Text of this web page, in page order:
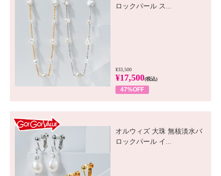
ロックパール ス...
¥33,500
¥17,500(税込)
47%OFF
オルウィズ 大珠 無核淡水バ
ロックパール イ...